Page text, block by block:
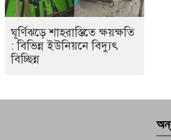
ঘূর্ণিঝড়ে শাহরাস্তিতে ক্ষয়ক্ষতি
: বিভিন্ন ইউনিয়নে বিদ্যুৎ
বিচ্ছিন্ন